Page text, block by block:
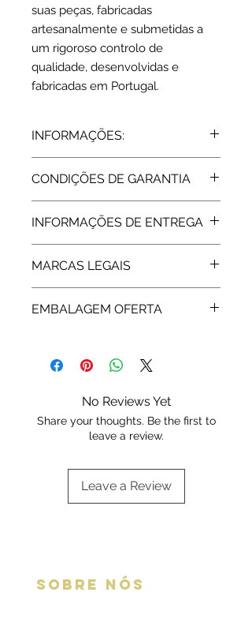
suas peças, fabricadas
artesanalmente e submetidas a
um rigoroso controlo de
qualidade, desenvolvidas e
fabricadas em Portugal.
INFORMAÇÕES:
Dimensões: 2.0 cm
Peso: 2.6 grs
CONDIÇÕES DE GARANTIA
do Ouro estão abrangidos pela
Garantia de Fabricante, de 2 Anos,
assegurada pelas respetivas
a Rota do Ouro presta igualmente
assistência técnica.
INFORMAÇÕES DE ENTREGA
MARCAS LEGAIS
pela Rota do Ouro são devidamente
Nacional Portuguesa.
com certificado contendo a
EMBALAGEM OFERTA
embalagem Deluxe ou da marca.
Escolha a sua opção de
No Reviews Yet
Share your thoughts. Be the first to
leave a review.
Leave a Review
SOBRE NÓS